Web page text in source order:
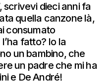
scrivevi dieci anni fa
quella canzone là,
consumato
fatto? Io la
un bambino, che
un padre che mi ha
e De André!